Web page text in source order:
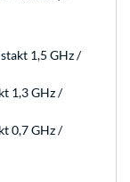
1,5 GHz /
1,3 GHz /
0,7 GHz /